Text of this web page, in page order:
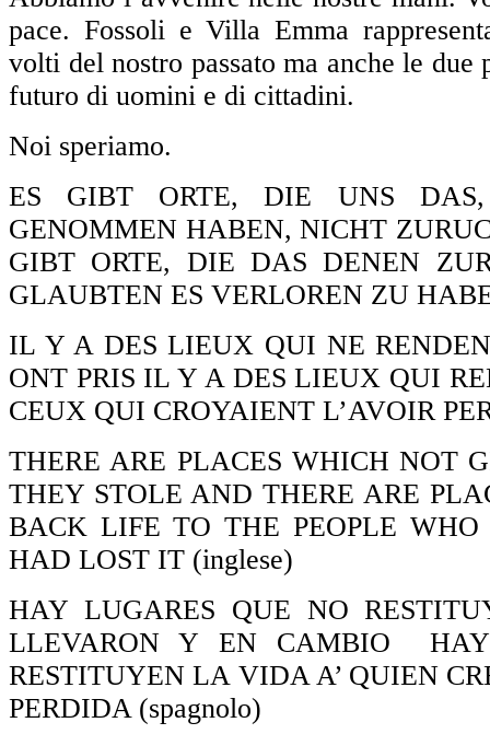
pace. Fossoli e Villa Emma
volti del nostro passato ma anche le due
futuro di uomini e di cittadini.
Noi speriamo.
ES GIBT ORTE, DIE UNS
GENOMMEN HABEN, NICHT
GIBT ORTE, DIE DAS DENEN
GLAUBTEN ES VERLOREN ZU
IL Y A DES LIEUX QUI NE
ONT PRIS IL Y A DES LIEUX QUI
CEUX QUI CROYAIENT L’AVOIR
THERE ARE PLACES WHICH NOT
THEY STOLE AND THERE ARE
BACK LIFE TO THE PEOPLE
HAD LOST IT (inglese)
HAY LUGARES QUE NO
LLEVARON Y EN CAMBIO HAY
RESTITUYEN LA VIDA A’ QUIEN
PERDIDA (spagnolo)